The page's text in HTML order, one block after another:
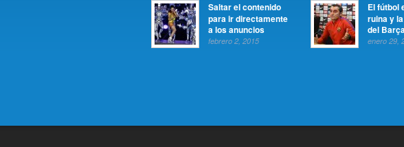
Saltar el contenido
para ir directamente
a los anuncios
febrero 2, 2015
El fútbol
ruina y
del
enero 29,